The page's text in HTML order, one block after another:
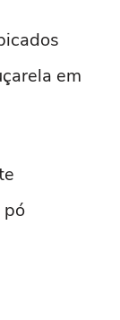
em
pó